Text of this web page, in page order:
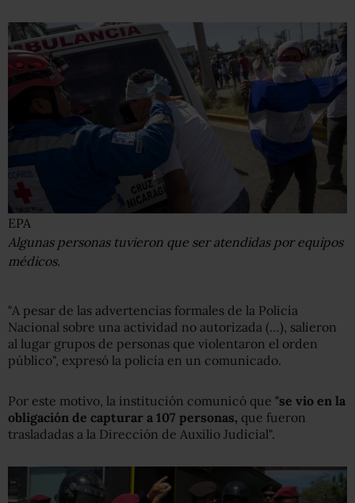
EPA
Algunas personas tuvieron que ser atendidas por equipos
médicos.
"A pesar de las advertencias formales de la Policía
Nacional sobre una actividad no autorizada (…), salieron
al lugar grupos de personas que violentaron el orden
público", expresó la policía en un comunicado.
Por este motivo, la institución comunicó que "se vio en la
obligación de capturar a 107 personas, que fueron
trasladadas a la Dirección de Auxilio Judicial".